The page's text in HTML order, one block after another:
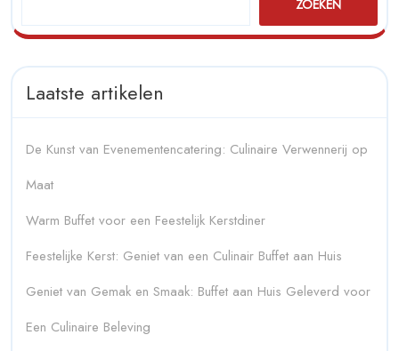
ZOEKEN
Laatste artikelen
De Kunst van Evenementencatering: Culinaire Verwennerij op
Maat
Warm Buffet voor een Feestelijk Kerstdiner
Feestelijke Kerst: Geniet van een Culinair Buffet aan Huis
Geniet van Gemak en Smaak: Buffet aan Huis Geleverd voor
Een Culinaire Beleving